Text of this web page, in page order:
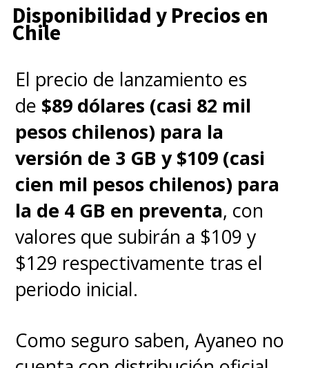
Disponibilidad y Precios en
Chile
El precio de lanzamiento es
de $89 dólares (casi 82 mil
pesos chilenos) para la
versión de 3 GB y $109 (casi
cien mil pesos chilenos) para
la de 4 GB en preventa, con
valores que subirán a $109 y
$129 respectivamente tras el
periodo inicial.
Como seguro saben, Ayaneo no